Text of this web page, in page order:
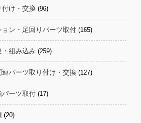
付け・交換 (96)
ョン・足回りパーツ取付 (165)
・組み込み (259)
連パーツ取り付け・交換 (127)
パーツ取付 (17)
(20)